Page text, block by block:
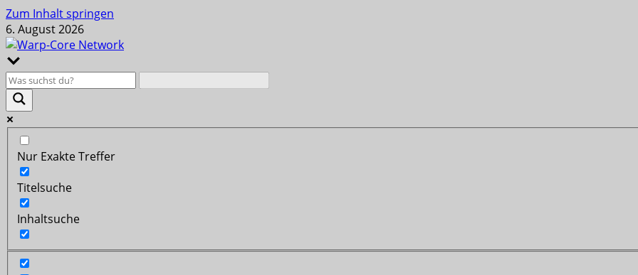
Zum Inhalt springen
6. August 2026
Nur Exakte Treffer
Titelsuche
Inhaltsuche